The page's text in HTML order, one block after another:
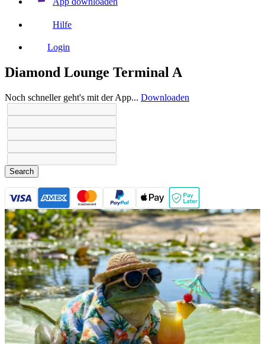
Hilfe
Login
Diamond Lounge Terminal A
Noch schneller geht's mit der App... Downloaden
Search